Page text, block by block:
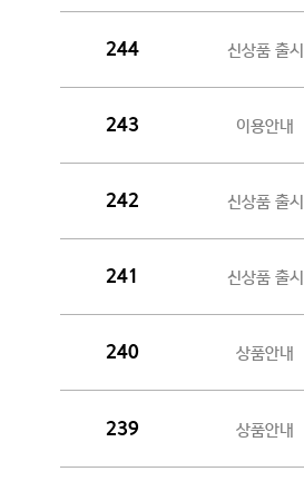
244 신상품 출시
243 이용안내
242 신상품 출시
241 신상품 출시
240 상품안내
239 상품안내